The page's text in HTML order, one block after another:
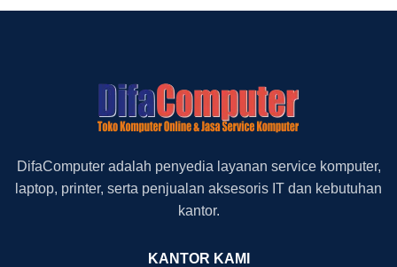
DifaComputer adalah penyedia layanan service komputer,
laptop, printer, serta penjualan aksesoris IT dan kebutuhan
kantor.
KANTOR KAMI